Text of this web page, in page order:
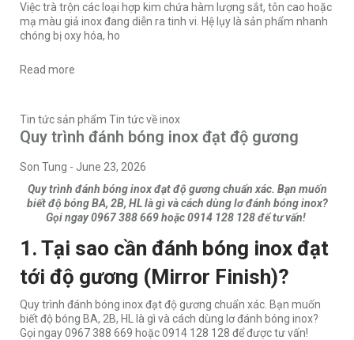
Việc trà trộn các loại hợp kim chứa hàm lượng sắt, tôn cao hoặc
mạ màu giả inox đang diễn ra tinh vi. Hệ lụy là sản phẩm nhanh
chóng bị oxy hóa, ho
Read more
Tin tức sản phẩm Tin tức về inox
Quy trình đánh bóng inox đạt độ gương
Son Tung - June 23, 2026
Quy trình đánh bóng inox đạt độ gương chuẩn xác. Bạn muốn
biết độ bóng BA, 2B, HL là gì và cách dùng lơ đánh bóng inox?
Gọi ngay 0967 388 669 hoặc 0914 128 128 để tư vấn!
1. Tại sao cần đánh bóng inox đạt
tới độ gương (Mirror Finish)?
Quy trình đánh bóng inox đạt độ gương chuẩn xác. Bạn muốn
biết độ bóng BA, 2B, HL là gì và cách dùng lơ đánh bóng inox?
Gọi ngay 0967 388 669 hoặc 0914 128 128 để được tư vấn!